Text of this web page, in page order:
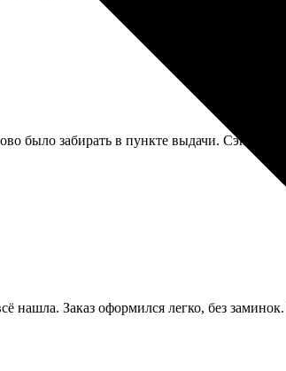
было забирать в пункте выдачи.
нашла. Заказ оформился легко, без